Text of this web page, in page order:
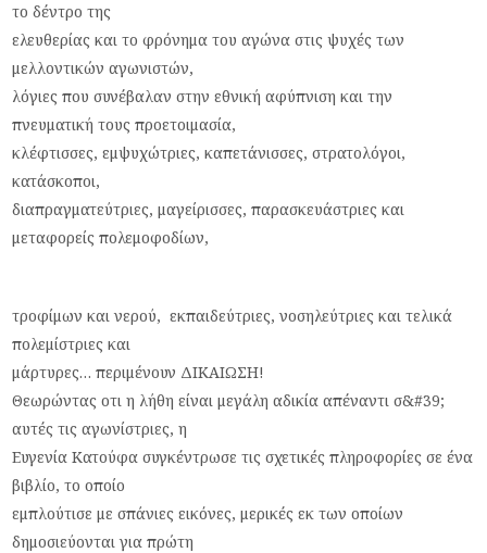
το δέντρο της
ελευθερίας και το φρόνημα του αγώνα στις ψυχές των
μελλοντικών αγωνιστών,
λόγιες που συνέβαλαν στην εθνική αφύπνιση και την
πνευματική τους προετοιμασία,
κλέφτισσες, εμψυχώτριες, καπετάνισσες, στρατολόγοι,
κατάσκοποι,
διαπραγματεύτριες, μαγείρισσες, παρασκευάστριες και
μεταφορείς πολεμοφοδίων,
τροφίμων και νερού, εκπαιδεύτριες, νοσηλεύτριες και τελικά
πολεμίστριες και
μάρτυρες… περιμένουν ΔΙΚΑΙΩΣΗ!
Θεωρώντας οτι η λήθη είναι μεγάλη αδικία απέναντι σ&#39;
αυτές τις αγωνίστριες, η
Ευγενία Κατούφα συγκέντρωσε τις σχετικές πληροφορίες σε ένα
βιβλίο, το οποίο
εμπλούτισε με σπάνιες εικόνες, μερικές εκ των οποίων
δημοσιεύονται για πρώτη